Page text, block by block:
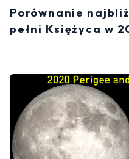
Porównanie
pełni Księżyca w